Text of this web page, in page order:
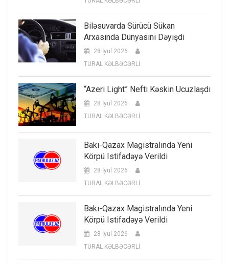
Biləsuvarda Sürücü Sükan
Arxasında Dünyasını Dəyişdi
28 İyul 2026
TURAL KƏLBƏCƏRLİ
“Azeri Light” Nefti Kəskin Ucuzlaşdı
28 İyul 2026
TURAL KƏLBƏCƏRLİ
Bakı-Qazax Magistralında Yeni
Körpü Istifadəyə Verildi
28 İyul 2026
TURAL KƏLBƏCƏRLİ
Bakı-Qazax Magistralında Yeni
Körpü Istifadəyə Verildi
28 İyul 2026
TURAL KƏLBƏCƏRLİ